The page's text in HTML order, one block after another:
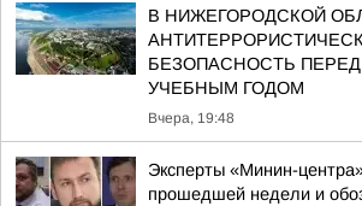
В НИЖЕГОРОДСКОЙ
БЕЗОПАСНОСТЬ
УЧЕБНЫМ ГОДОМ
Вчера, 19:48
Эксперты «Минин-
прошедшей недели и